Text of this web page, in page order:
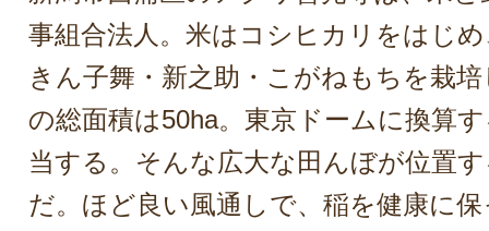
事組合法人。米はコシヒカリをはじ
きん子舞・新之助・こがねもちを栽
の総面積は50ha。東京ドームに換算
当する。そんな広大な田んぼが位置
だ。ほど良い風通しで、稲を健康に